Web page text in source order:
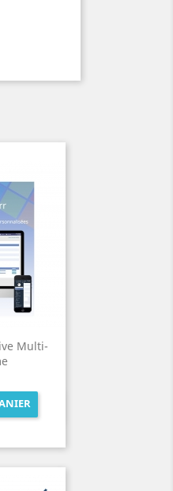
Multi-